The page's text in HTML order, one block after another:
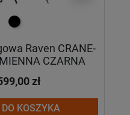
czarny
Raven CRANE-
CZARNA
zł
DO KOSZYKA